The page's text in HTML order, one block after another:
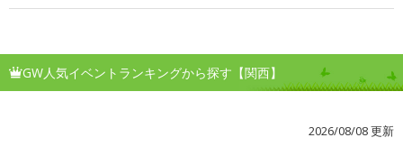
GW人気イベントランキングから探す【関西】
2026/08/08 更新